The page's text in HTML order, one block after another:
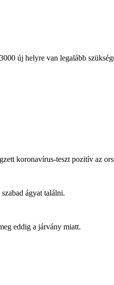
új helyre van legalább
koronavírus-teszt pozitív az
ágyat találni.
eddig a járvány miatt.